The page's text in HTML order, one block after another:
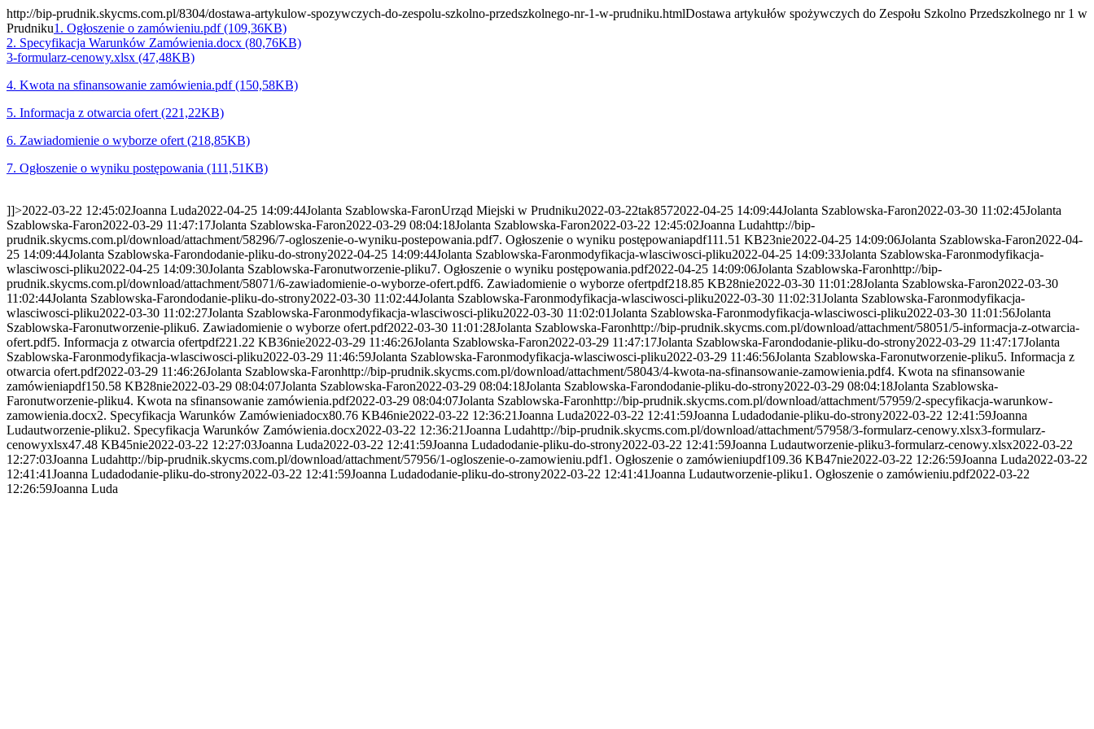
http://bip-prudnik.skycms.com.pl/8304/dostawa-artykulow-spozywczych-do-zespolu-szkolno-przedszkolnego-nr-1-w-prudniku.htmlDostawa artykułów spożywczych do Zespołu Szkolno Przedszkolnego nr 1 w
Prudniku1. Ogłoszenie o zamówieniu.pdf (109,36KB)
2. Specyfikacja Warunków Zamówienia.docx (80,76KB)
3-formularz-cenowy.xlsx (47,48KB)
4. Kwota na sfinansowanie zamówienia.pdf (150,58KB)
5. Informacja z otwarcia ofert (221,22KB)
6. Zawiadomienie o wyborze ofert (218,85KB)
7. Ogłoszenie o wyniku postępowania (111,51KB)
]]>2022-03-22 12:45:02Joanna Luda2022-04-25 14:09:44Jolanta Szablowska-FaronUrząd Miejski w Prudniku2022-03-22tak8572022-04-25 14:09:44Jolanta Szablowska-Faron2022-03-30 11:02:45Jolanta
Szablowska-Faron2022-03-29 11:47:17Jolanta Szablowska-Faron2022-03-29 08:04:18Jolanta Szablowska-Faron2022-03-22 12:45:02Joanna Ludahttp://bip-
prudnik.skycms.com.pl/download/attachment/58296/7-ogloszenie-o-wyniku-postepowania.pdf7. Ogłoszenie o wyniku postępowaniapdf111.51 KB23nie2022-04-25 14:09:06Jolanta Szablowska-Faron2022-04-
25 14:09:44Jolanta Szablowska-Farondodanie-pliku-do-strony2022-04-25 14:09:44Jolanta Szablowska-Faronmodyfikacja-wlasciwosci-pliku2022-04-25 14:09:33Jolanta Szablowska-Faronmodyfikacja-
wlasciwosci-pliku2022-04-25 14:09:30Jolanta Szablowska-Faronutworzenie-pliku7. Ogłoszenie o wyniku postępowania.pdf2022-04-25 14:09:06Jolanta Szablowska-Faronhttp://bip-
prudnik.skycms.com.pl/download/attachment/58071/6-zawiadomienie-o-wyborze-ofert.pdf6. Zawiadomienie o wyborze ofertpdf218.85 KB28nie2022-03-30 11:01:28Jolanta Szablowska-Faron2022-03-30
11:02:44Jolanta Szablowska-Farondodanie-pliku-do-strony2022-03-30 11:02:44Jolanta Szablowska-Faronmodyfikacja-wlasciwosci-pliku2022-03-30 11:02:31Jolanta Szablowska-Faronmodyfikacja-
wlasciwosci-pliku2022-03-30 11:02:27Jolanta Szablowska-Faronmodyfikacja-wlasciwosci-pliku2022-03-30 11:02:01Jolanta Szablowska-Faronmodyfikacja-wlasciwosci-pliku2022-03-30 11:01:56Jolanta
Szablowska-Faronutworzenie-pliku6. Zawiadomienie o wyborze ofert.pdf2022-03-30 11:01:28Jolanta Szablowska-Faronhttp://bip-prudnik.skycms.com.pl/download/attachment/58051/5-informacja-z-otwarcia-
ofert.pdf5. Informacja z otwarcia ofertpdf221.22 KB36nie2022-03-29 11:46:26Jolanta Szablowska-Faron2022-03-29 11:47:17Jolanta Szablowska-Farondodanie-pliku-do-strony2022-03-29 11:47:17Jolanta
Szablowska-Faronmodyfikacja-wlasciwosci-pliku2022-03-29 11:46:59Jolanta Szablowska-Faronmodyfikacja-wlasciwosci-pliku2022-03-29 11:46:56Jolanta Szablowska-Faronutworzenie-pliku5. Informacja z
otwarcia ofert.pdf2022-03-29 11:46:26Jolanta Szablowska-Faronhttp://bip-prudnik.skycms.com.pl/download/attachment/58043/4-kwota-na-sfinansowanie-zamowienia.pdf4. Kwota na sfinansowanie
zamówieniapdf150.58 KB28nie2022-03-29 08:04:07Jolanta Szablowska-Faron2022-03-29 08:04:18Jolanta Szablowska-Farondodanie-pliku-do-strony2022-03-29 08:04:18Jolanta Szablowska-
Faronutworzenie-pliku4. Kwota na sfinansowanie zamówienia.pdf2022-03-29 08:04:07Jolanta Szablowska-Faronhttp://bip-prudnik.skycms.com.pl/download/attachment/57959/2-specyfikacja-warunkow-
zamowienia.docx2. Specyfikacja Warunków Zamówieniadocx80.76 KB46nie2022-03-22 12:36:21Joanna Luda2022-03-22 12:41:59Joanna Ludadodanie-pliku-do-strony2022-03-22 12:41:59Joanna
Ludautworzenie-pliku2. Specyfikacja Warunków Zamówienia.docx2022-03-22 12:36:21Joanna Ludahttp://bip-prudnik.skycms.com.pl/download/attachment/57958/3-formularz-cenowy.xlsx3-formularz-
cenowyxlsx47.48 KB45nie2022-03-22 12:27:03Joanna Luda2022-03-22 12:41:59Joanna Ludadodanie-pliku-do-strony2022-03-22 12:41:59Joanna Ludautworzenie-pliku3-formularz-cenowy.xlsx2022-03-22
12:27:03Joanna Ludahttp://bip-prudnik.skycms.com.pl/download/attachment/57956/1-ogloszenie-o-zamowieniu.pdf1. Ogłoszenie o zamówieniupdf109.36 KB47nie2022-03-22 12:26:59Joanna Luda2022-03-22
12:41:41Joanna Ludadodanie-pliku-do-strony2022-03-22 12:41:59Joanna Ludadodanie-pliku-do-strony2022-03-22 12:41:41Joanna Ludautworzenie-pliku1. Ogłoszenie o zamówieniu.pdf2022-03-22
12:26:59Joanna Luda